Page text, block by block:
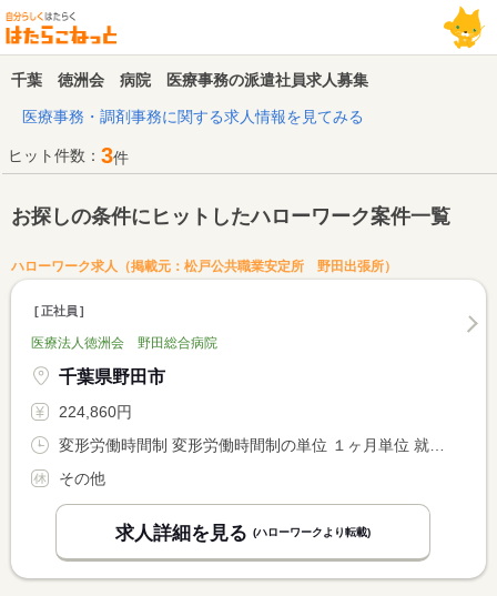
千葉 徳洲会 病院 医療事務の派遣社員求人募集
医療事務・調剤事務に関する求人情報を見てみる
ヒット件数： 3件
お探しの条件にヒットしたハローワーク案件一覧
ハローワーク求人（掲載元：松戸公共職業安定所 野田出張所）
正社員
医療法人徳洲会 野田総合病院
千葉県野田市
224,860円
その他
求人詳細を見る (ハローワークより転載)